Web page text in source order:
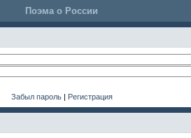
Поэма о России
Забыл пароль | Регистрация